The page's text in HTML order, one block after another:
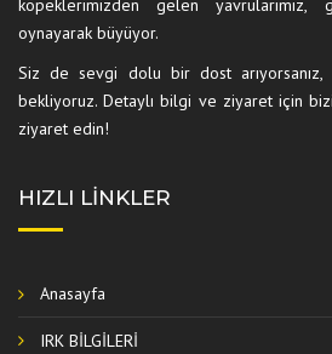
oynayarak büyüyor.
Siz de sevgi dolu bir dost arıyorsanız,
bekliyoruz. Detaylı bilgi ve ziyaret için
ziyaret edin!
HIZLI LINKLER
Anasayfa
IRK BİLGİLERİ